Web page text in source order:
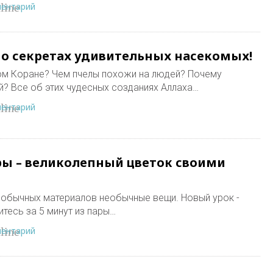
секретах удивительных насекомых!
Коране? Чем пчелы похожи на людей? Почему
Все об этих чудесных созданиях Аллаха…
– великолепный цветок своими
обычных материалов необычные вещи. Новый урок -
за 5 минут из пары…